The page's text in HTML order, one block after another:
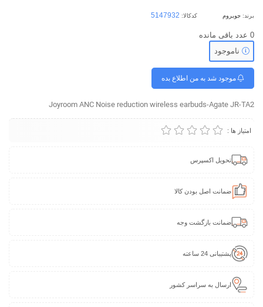
برند: جویروم کدکالا:
0 عدد باقی مانده
ناموجود
موجود شد به من اطلاع بده
Joyroom ANC Noise reduction wireless earbuds-Agate JR-TA2
امتیاز ها :
تحویل اکسپرس
ضمانت اصل بودن کالا
ضمانت بازگشت وجه
پشتیبانی 24 ساعته
ارسال به سراسر کشور